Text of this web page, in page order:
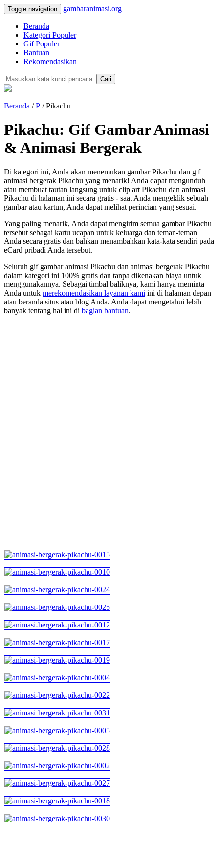
Toggle navigation gambaranimasi.org
Beranda
Kategori Populer
Gif Populer
Bantuan
Rekomendasikan
Cari
Beranda /P / Pikachu
Pikachu: Gif Gambar Animasi
& Animasi Bergerak
Di kategori ini, Anda akan menemukan gambar Pikachu dan gif
animasi bergerak Pikachu yang menarik! Anda dapat mengunduh
atau membuat tautan langsung untuk clip art Pikachu dan animasi
Pikachu di halaman ini secara gratis - saat Anda mengeklik sebuah
gambar atau kartun, Anda dapat melihat perincian yang sesuai.
Yang paling menarik, Anda dapat mengirim semua gambar Pikachu
tersebut sebagai kartu ucapan untuk keluarga dan teman-teman
Anda secara gratis dan bahkan menambahkan kata-kata sendiri pada
eCard pribadi Anda tersebut.
Seluruh gif gambar animasi Pikachu dan animasi bergerak Pikachu
dalam kategori ini 100% gratis dan tanpa dikenakan biaya untuk
menggunakannya. Sebagai timbal baliknya, kami hanya meminta
Anda untuk merekomendasikan layanan kami ini di halaman depan
atau beranda situs atau blog Anda. Anda dapat mengetahui lebih
banyak tentang hal ini di bagian bantuan.